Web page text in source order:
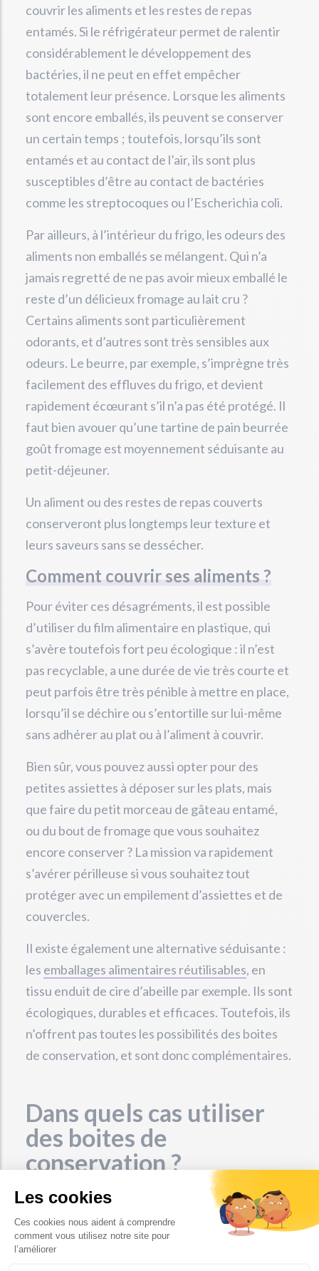
couvrir les aliments et les restes de repas
entamés. Si le réfrigérateur permet de ralentir
considérablement le développement des
bactéries, il ne peut en effet empêcher
totalement leur présence. Lorsque les aliments
sont encore emballés, ils peuvent se conserver
un certain temps ; toutefois, lorsqu’ils sont
entamés et au contact de l’air, ils sont plus
susceptibles d’être au contact de bactéries
comme les streptocoques ou l’Escherichia coli.
Par ailleurs, à l’intérieur du frigo, les odeurs des
aliments non emballés se mélangent. Qui n’a
jamais regretté de ne pas avoir mieux emballé le
reste d’un délicieux fromage au lait cru ?
Certains aliments sont particulièrement
odorants, et d’autres sont très sensibles aux
odeurs. Le beurre, par exemple, s’imprègne très
facilement des effluves du frigo, et devient
rapidement écœurant s’il n’a pas été protégé. Il
faut bien avouer qu’une tartine de pain beurrée
goût fromage est moyennement séduisante au
petit-déjeuner.
Un aliment ou des restes de repas couverts
conserveront plus longtemps leur texture et
leurs saveurs sans se dessécher.
Comment couvrir ses aliments ?
Pour éviter ces désagréments, il est possible
d’utiliser du film alimentaire en plastique, qui
s’avère toutefois fort peu écologique : il n’est
pas recyclable, a une durée de vie très courte et
peut parfois être très pénible à mettre en place,
lorsqu’il se déchire ou s’entortille sur lui-même
sans adhérer au plat ou à l’aliment à couvrir.
Bien sûr, vous pouvez aussi opter pour des
petites assiettes à déposer sur les plats, mais
que faire du petit morceau de gâteau entamé,
ou du bout de fromage que vous souhaitez
encore conserver ? La mission va rapidement
s’avérer périlleuse si vous souhaitez tout
protéger avec un empilement d’assiettes et de
couvercles.
Il existe également une alternative séduisante :
les emballages alimentaires réutilisables, en
tissu enduit de cire d’abeille par exemple. Ils sont
écologiques, durables et efficaces. Toutefois, ils
n’offrent pas toutes les possibilités des boites
de conservation, et sont donc complémentaires.
Dans quels cas utiliser
des boites de
conservation ?
Protéger et transporter ses repas
Les boites de conservation servent tout
d’abord, comme leur nom l’indique, à maintenir